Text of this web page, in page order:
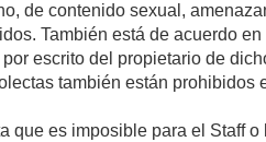
de contenido sexual,
También está de acuerdo
escrito del propietario de
también están prohibidos
que es imposible para el Staff